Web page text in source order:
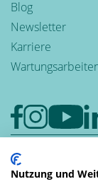
Blog
Newsletter
Karriere
4,6
Nutzung und